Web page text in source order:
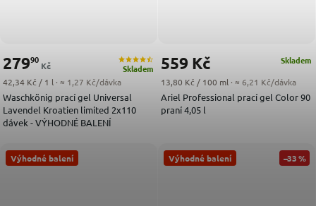
Waschkönig prací gel Universal
Lavendel Kroatien limited 2x110
dávek - VÝHODNÉ BALENÍ
Skladem
27990
Kč
Měrná cena:
42,34 Kč / 1 l · ≈ 1,27 Kč/dávka
Ariel Professional prací gel Color 90
praní 4,05 l
Skladem
559 Kč
Měrná cena:
13,80 Kč / 100 ml · ≈ 6,21 Kč/dávka
Výhodné balení Výhodné balení –33 %